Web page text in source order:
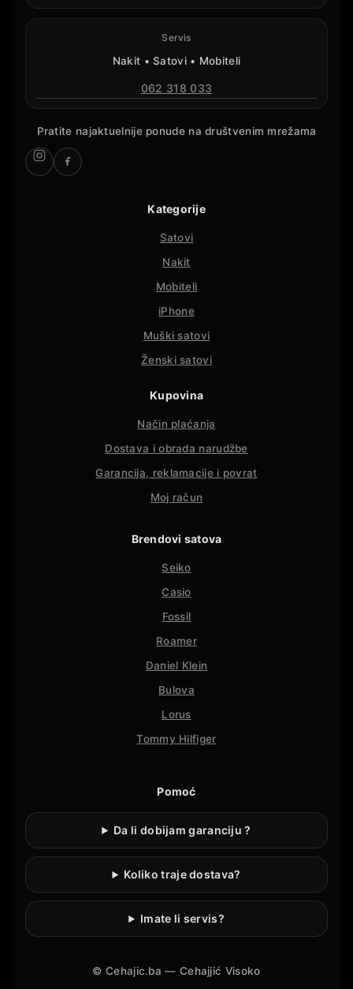
Servis
Nakit • Satovi • Mobiteli
062 318 033
Pratite najaktuelnije ponude na društvenim mrežama
Kategorije
Satovi
Nakit
Mobiteli
iPhone
Muški satovi
Ženski satovi
Kupovina
Način plaćanja
Dostava i obrada narudžbe
Garancija, reklamacije i povrat
Moj račun
Brendovi satova
Seiko
Casio
Fossil
Roamer
Daniel Klein
Bulova
Lorus
Tommy Hilfiger
Pomoć
Da li dobijam garanciju ?
Koliko traje dostava?
Imate li servis?
©Cehajic.ba — Cehajjić Visoko